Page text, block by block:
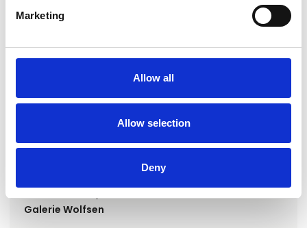
Marketing
Allow all
Allow selection
Deny
Galerie Wolfsen